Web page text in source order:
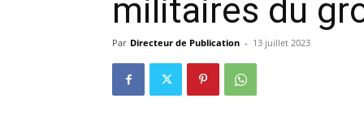
militaires du
Par Directeur de Publication - 13 juillet 2023